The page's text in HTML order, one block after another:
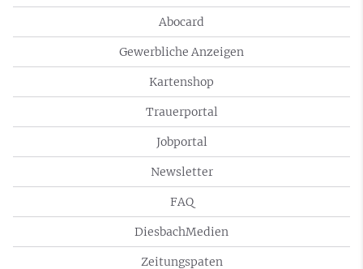
Abocard
Gewerbliche Anzeigen
Kartenshop
Trauerportal
Jobportal
Newsletter
FAQ
DiesbachMedien
Zeitungspaten